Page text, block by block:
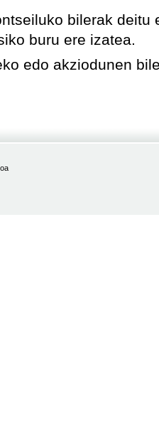
bilerak deitu
buru ere izatea.
edo akziodunen